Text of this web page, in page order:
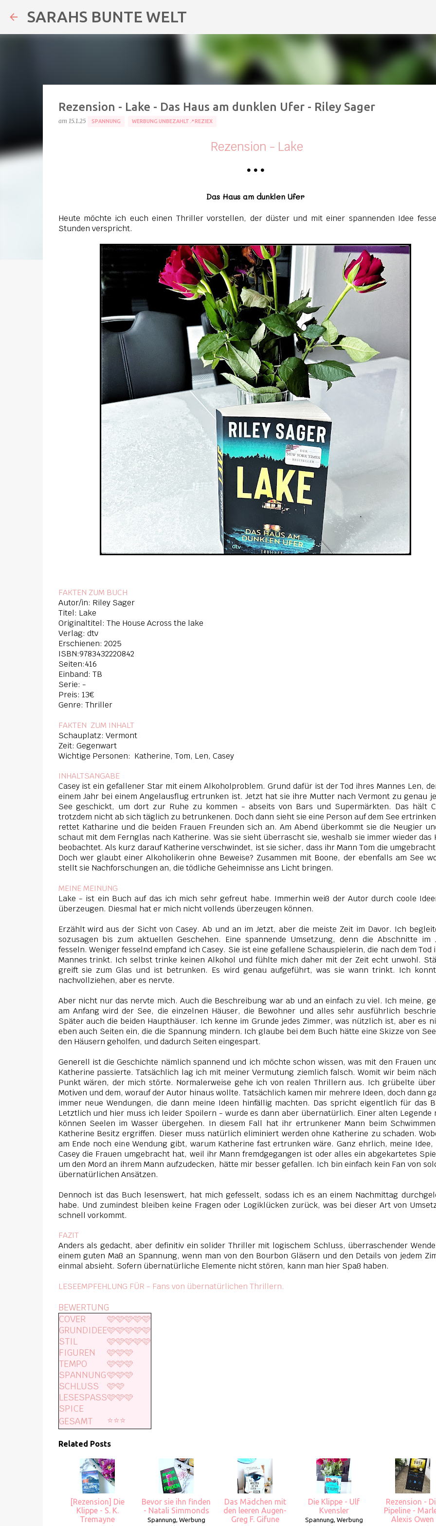
SARAHS BUNTE WELT
Rezension - Lake - Das Haus am dunklen Ufer - Riley Sager
am 15.1.25 SPANNUNG WERBUNG UNBEZAHLT📍REZIEX
Rezension - Lake
• • •
Das Haus am dunklen Ufer
Heute möchte ich euch einen Thriller vorstellen, der düster und mit einer spannenden Idee
Stunden verspricht.
FAKTEN ZUM BUCH
Autor/in: Riley Sager
Titel: Lake
Originaltitel: The House Across the lake
Verlag: dtv
Erschienen: 2025
ISBN:9783432220842
Seiten:416
Einband: TB
Serie: -
Preis: 13€
Genre: Thriller
FAKTEN ZUM INHALT
Schauplatz: Vermont
Zeit: Gegenwart
Wichtige Personen: Katherine, Tom, Len, Casey
INHALTSANGABE
Casey ist ein gefallener Star mit einem Alkoholproblem. Grund dafür ist der Tod ihres Mannes Len,
einem Jahr bei einem Angelausflug ertrunken ist. Jetzt hat sie ihre Mutter nach Vermont zu genau
See geschickt, um dort zur Ruhe zu kommen - abseits von Bars und Supermärkten. Das hält
trotzdem nicht ab sich täglich zu betrunkenen. Doch dann sieht sie eine Person auf dem See
rettet Katharine und die beiden Frauen Freunden sich an. Am Abend überkommt sie die Neugier
schaut mit dem Fernglas nach Katherine. Was sie sieht überrascht sie, weshalb sie immer wieder das
beobachtet. Als kurz darauf Katherine verschwindet, ist sie sicher, dass ihr Mann Tom die
Doch wer glaubt einer Alkoholikerin ohne Beweise? Zusammen mit Boone, der ebenfalls am See
stellt sie Nachforschungen an, die tödliche Geheimnisse ans Licht bringen.
MEINE MEINUNG
Lake - ist ein Buch auf das ich mich sehr gefreut habe. Immerhin weiß der Autor durch coole
überzeugen. Diesmal hat er mich nicht vollends überzeugen können.
Erzählt wird aus der Sicht von Casey. Ab und an im Jetzt, aber die meiste Zeit im Davor. Ich
sozusagen bis zum aktuellen Geschehen. Eine spannende Umsetzung, denn die Abschnitte im
fesseln. Weniger fesselnd empfand ich Casey. Sie ist eine gefallene Schauspielerin, die nach dem Tod
Mannes trinkt. Ich selbst trinke keinen Alkohol und fühlte mich daher mit der Zeit echt unwohl.
greift sie zum Glas und ist betrunken. Es wird genau aufgeführt, was sie wann trinkt. Ich
nachvollziehen, aber es nervte.
Aber nicht nur das nervte mich. Auch die Beschreibung war ab und an einfach zu viel. Ich meine,
am Anfang wird der See, die einzelnen Häuser, die Bewohner und alles sehr ausführlich
Später auch die beiden Haupthäuser. Ich kenne im Grunde jedes Zimmer, was nützlich ist, aber es
eben auch Seiten ein, die die Spannung mindern. Ich glaube bei dem Buch hätte eine Skizze von
den Häusern geholfen, und dadurch Seiten eingespart.
Generell ist die Geschichte nämlich spannend und ich möchte schon wissen, was mit den Frauen
Katherine passierte. Tatsächlich lag ich mit meiner Vermutung ziemlich falsch. Womit wir beim
Punkt wären, der mich störte. Normalerweise gehe ich von realen Thrillern aus. Ich grübelte
Motiven und dem, worauf der Autor hinaus wollte. Tatsächlich kamen mir mehrere Ideen, doch dann
immer neue Wendungen, die dann meine Ideen hinfällig machten. Das spricht eigentlich für das
Letztlich und hier muss ich leider Spoilern - wurde es dann aber übernatürlich. Einer alten Legende
können Seelen im Wasser übergehen. In diesem Fall hat ihr ertrunkener Mann beim
Katherine Besitz ergriffen. Dieser muss natürlich eliminiert werden ohne Katherine zu schaden.
am Ende noch eine Wendung gibt, warum Katherine fast ertrunken wäre. Ganz ehrlich, meine Idee,
Casey die Frauen umgebracht hat, weil ihr Mann fremdgegangen ist oder alles ein abgekartetes
um den Mord an ihrem Mann aufzudecken, hätte mir besser gefallen. Ich bin einfach kein Fan von
übernatürlichen Ansätzen.
Dennoch ist das Buch lesenswert, hat mich gefesselt, sodass ich es an einem Nachmittag
habe. Und zumindest bleiben keine Fragen oder Logiklücken zurück, was bei dieser Art von
schnell vorkommt.
FAZIT
Anders als gedacht, aber definitiv ein solider Thriller mit logischem Schluss, überraschender
einem guten Maß an Spannung, wenn man von den Bourbon Gläsern und den Details von jedem
einmal absieht. Sofern übernatürliche Elemente nicht stören, kann man hier Spaß haben.
LESEEMPFEHLUNG FÜR - Fans von übernatürlichen Thrillern.
BEWERTUNG
COVER
🩷🩷🩷🩷🩷
GRUNDIDEE🩷🩷🩷🩷🩷
STIL
🩷🩷🩷🩷🩷
FIGUREN
🩷🩷🩷
TEMPO
🩷🩷🩷
SPANNUNG🩷🩷🩷
SCHLUSS
🩷🩷
LESESPASS🩷🩷🩷
SPICE
GESAMT
⭐️⭐️⭐️
Related Posts
[Rezension] Die
Klippe - S. K.
Tremayne
Bevor sie ihn finden
- Natali Simmonds
Spannung, Werbung
Das Mädchen mit
den leeren Augen-
Greg F. Gifune
Die Klippe - Ulf
Kvensler
Spannung, Werbung
Rezension -
Pipeline -
Alexis Owen